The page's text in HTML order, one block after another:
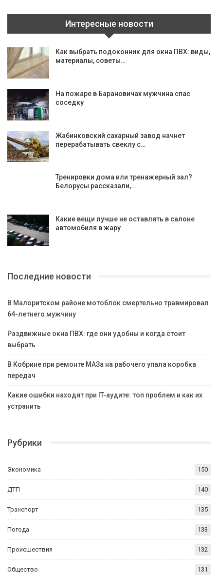
Интересные новости
Как выбрать подоконник для окна ПВХ: виды,
материалы, советы…
На пожаре в Барановичах мужчина спас
соседку
Жабинковский сахарный завод начнет
перерабатывать свеклу с…
Тренировки дома или тренажерный зал?
Белорусы рассказали,…
Какие вещи лучше не оставлять в салоне
автомобиля в жару
Последние новости
В Малоритском районе мотоблок смертельно травмировал
64-летнего мужчину
Раздвижные окна ПВХ: где они удобны и когда стоит
выбрать
В Кобрине при ремонте МАЗа на рабочего упала коробка
передач
Какие ошибки находят при IT-аудите: топ проблем и как их
устранить
Рубрики
Экономика 150
ДТП 140
Транспорт 135
Погода 133
Происшествия 132
Общество 131